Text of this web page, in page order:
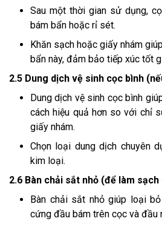
Sau một thời gian sử dụng,
bám bẩn hoặc rỉ sét.
Khăn sạch hoặc giấy nhám
bẩn này, đảm bảo tiếp xúc tốt
2.5 Dung dịch vệ sinh cọc bình
Dung dịch vệ sinh cọc bình
cách hiệu quả hơn so với chỉ
giấy nhám.
Chọn loại dung dịch chuyên
kim loại.
2.6 Bàn chải sắt nhỏ (để làm
Bàn chải sắt nhỏ giúp loại
cứng đầu bám trên cọc và đầu